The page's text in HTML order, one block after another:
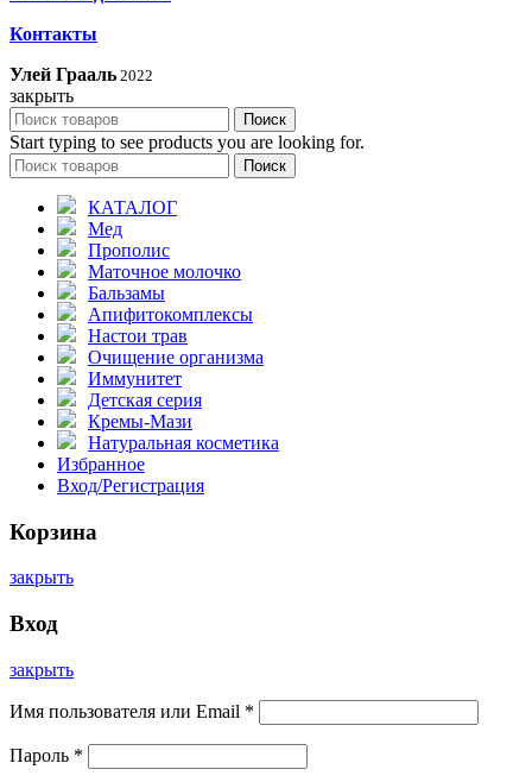
Контакты
Улей Грааль 2022
закрыть
Поиск
Start typing to see products you are looking for.
Поиск
КАТАЛОГ
Мед
Прополис
Маточное молочко
Бальзамы
Апифитокомплексы
Настои трав
Очищение организма
Иммунитет
Детская серия
Кремы-Мази
Натуральная косметика
Избранное
Вход/Регистрация
Корзина
закрыть
Вход
закрыть
Имя пользователя или Email *
Пароль *